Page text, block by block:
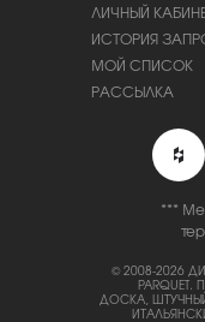
ЛИЧНЫЙ
ИСТОРИЯ
МОЙ СПИСОК
РАССЫЛКА
***
© 2008-2026
PARQUET.
ДОСКА,